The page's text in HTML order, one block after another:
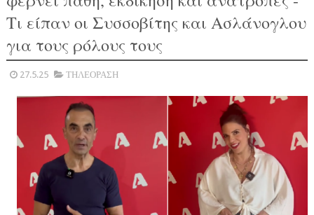
Τι είπαν οι Συσσοβίτης και Ασλάνογλου
για τους ρόλους τους
27.5.25 ΤΗΛΕΟΡΑΣΗ